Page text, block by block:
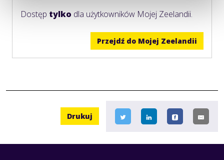
Dostęp tylko dla użytkowników Mojej Zeelandii.
Przejdź do Mojej Zeelandii
Drukuj